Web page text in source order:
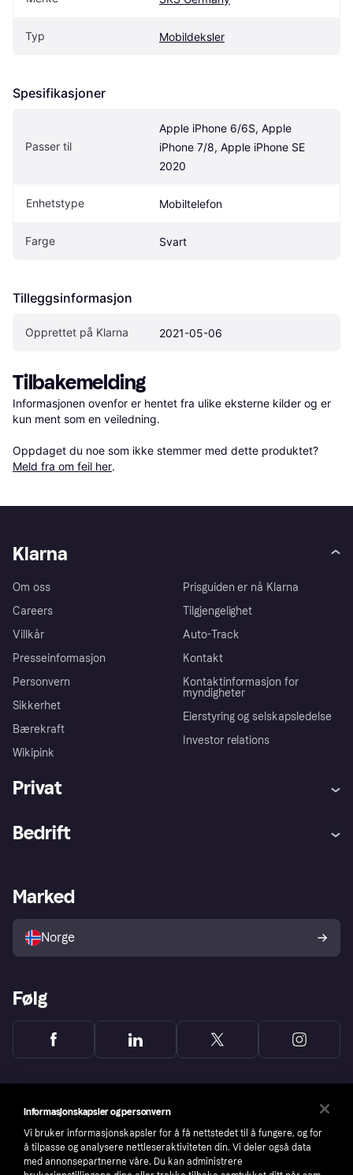
Typ Mobildeksler
Spesifikasjoner
Passer til
Apple iPhone 6/6S, Apple
iPhone 7/8, Apple iPhone SE
2020
Enhetstype Mobiltelefon
Farge Svart
Tilleggsinformasjon
Opprettet på Klarna 2021-05-06
Tilbakemelding
Informasjonen ovenfor er hentet fra ulike eksterne kilder og er
kun ment som en veiledning.
Oppdaget du noe som ikke stemmer med dette produktet?
Meld fra om feil her.
Klarna
Om oss
Careers
Villkår
Presseinformasjon
Personvern
Sikkerhet
Bærekraft
Wikipink
Prisguiden er nå Klarna
Tilgjengelighet
Auto-Track
Kontakt
Kontaktinformasjon for
myndigheter
Eierstyring og selskapsledelse
Investor relations
Privat
Utforsk butikker
Bedrift
Merchant portal
Marked
Norge
Følg
Informasjonskapsler og personvern
Vi bruker informasjonskapsler for å få nettstedet til å fungere, og for
å tilpasse og analysere nettleseraktiviteten din. Vi deler også data
med annonsepartnerne våre. Du kan administrere